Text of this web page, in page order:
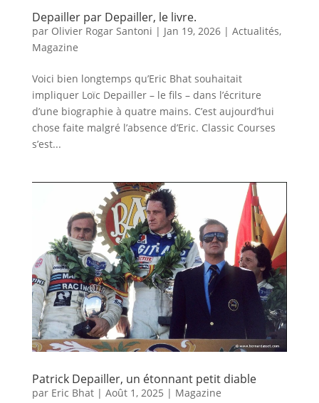
Depailler par Depailler, le livre.
par Olivier Rogar Santoni | Jan 19, 2026| Actualités,
Magazine
Voici bien longtemps qu’Eric Bhat souhaitait
impliquer Loïc Depailler – le fils – dans l’écriture
d’une biographie à quatre mains. C’est aujourd’hui
chose faite malgré l’absence d’Eric. Classic Courses
s’est...
Patrick Depailler, un étonnant petit diable
par Eric Bhat| Août 1, 2025 | Magazine